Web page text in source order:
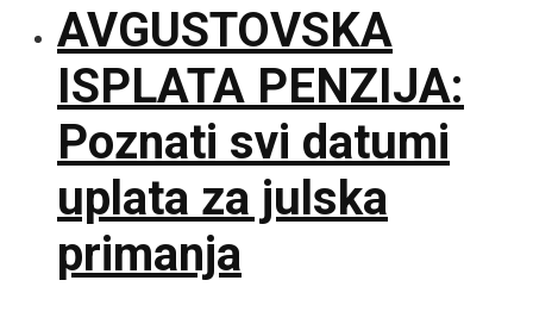
AVGUSTOVSKA
ISPLATA PENZIJA:
Poznati svi datumi
uplata za julska
primanja